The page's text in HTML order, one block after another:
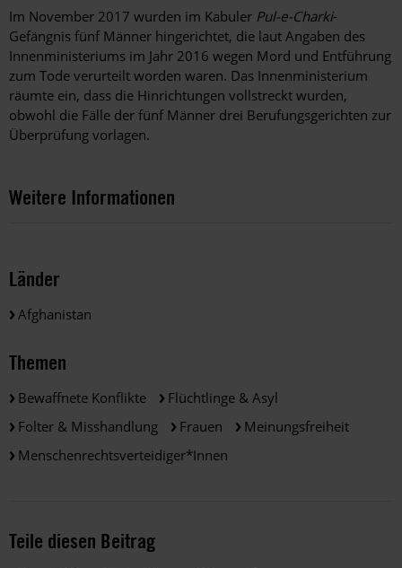
Im November 2017 wurden im Kabuler Pul-e-Charki-
Gefängnis fünf Männer hingerichtet, die laut Angaben des
Innenministeriums im Jahr 2016 wegen Mord und Entführung
zum Tode verurteilt worden waren. Das Innenministerium
räumte ein, dass die Hinrichtungen vollstreckt wurden,
obwohl die Fälle der fünf Männer drei Berufungsgerichten zur
Überprüfung vorlagen.
Weitere Informationen
Länder
Afghanistan
Themen
Bewaffnete Konflikte
Flüchtlinge & Asyl
Folter & Misshandlung
Frauen
Meinungsfreiheit
Menschenrechtsverteidiger*innen
Teile diesen Beitrag